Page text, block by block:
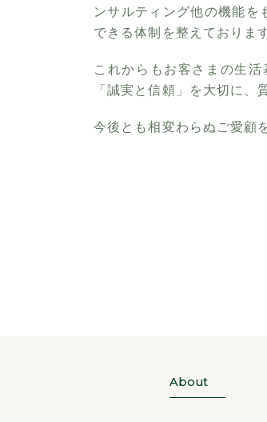
ンサルティング他の機能
できる体制を整えております
これからもお客さまの生
「誠実と信頼」を大切に
今後とも相変わらぬご愛顧
About